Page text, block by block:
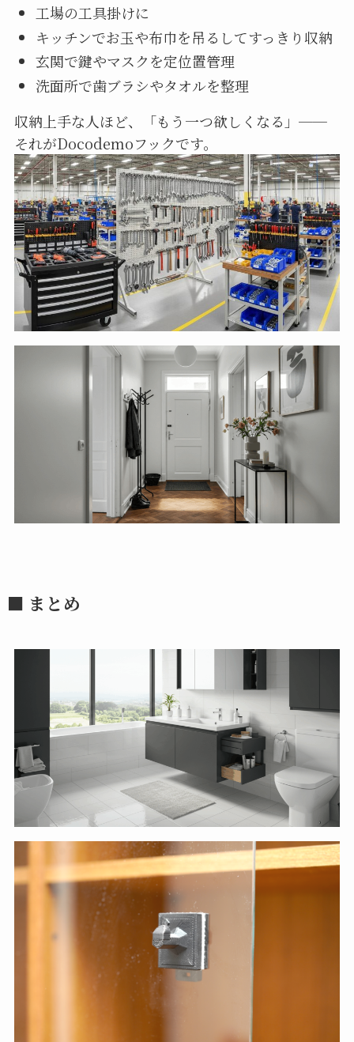
工場の工具掛けに
キッチンでお玉や布巾を吊るしてすっきり収納
玄関で鍵やマスクを定位置管理
洗面所で歯ブラシやタオルを整理
収納上手な人ほど、「もう一つ欲しくなる」──
それがDocodemoフックです。
■ まとめ